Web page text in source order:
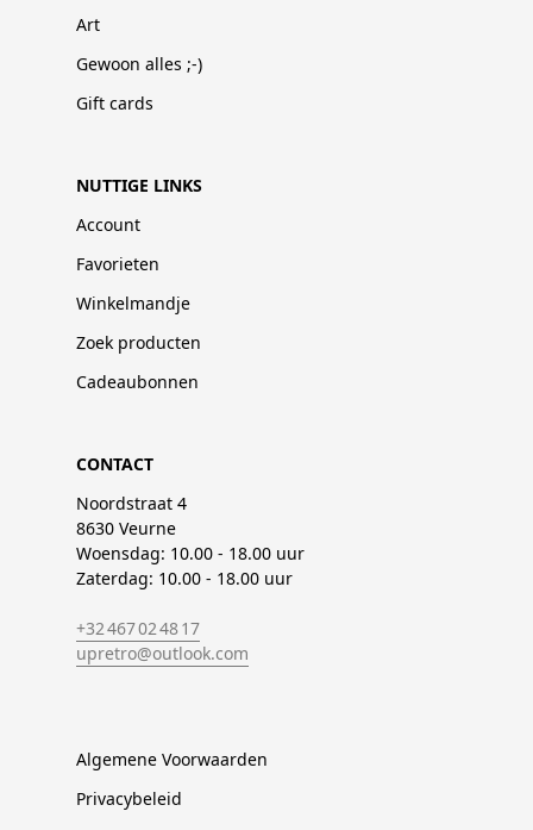
Art
Gewoon alles ;-)
Gift cards
NUTTIGE LINKS
Account
Favorieten
Winkelmandje
Zoek producten
Cadeaubonnen
CONTACT
Noordstraat 4
8630 Veurne
Woensdag: 10.00 - 18.00 uur
Zaterdag: 10.00 - 18.00 uur
+32 467 02 48 17
upretro@outlook.com
Algemene Voorwaarden
Privacybeleid